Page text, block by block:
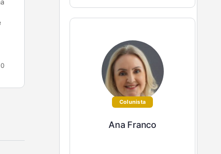
0
como você
empreendedorismo feminino vem ampliando o
seu espaço dia a dia. Temos com isso, mais
mulheres empreendendo em diversos setores…
Ely Ribeiro
16 de outubro de 2020
Colunista
Ana Franco